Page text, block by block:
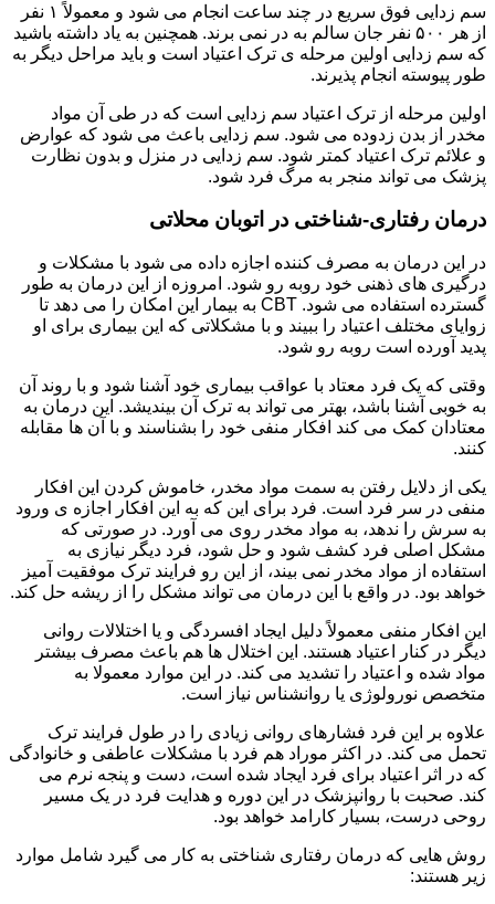
سم زدایی فوق سریع در چند ساعت انجام می شود و معمولاً ۱ نفر
از هر ۵۰۰ نفر جان سالم به در نمی برند. همچنین به یاد داشته باشید
که سم زدایی اولین مرحله ی ترک اعتیاد است و باید مراحل دیگر به
طور پیوسته انجام پذیرند.
اولین مرحله از ترک اعتیاد سم زدایی است که در طی آن مواد
مخدر از بدن زدوده می شود. سم زدایی باعث می شود که عوارض
و علائم ترک اعتیاد کمتر شود. سم زدایی در منزل و بدون نظارت
پزشک می تواند منجر به مرگ فرد شود.
درمان رفتاری-شناختی در اتوبان محلاتی
در این درمان به مصرف کننده اجازه داده می شود با مشکلات و
درگیری های ذهنی خود روبه رو شود. امروزه از این درمان به طور
گسترده استفاده می شود. CBT به بیمار این امکان را می دهد تا
زوایای مختلف اعتیاد را ببیند و با مشکلاتی که این بیماری برای او
پدید آورده است روبه رو شود.
وقتی که یک فرد معتاد با عواقب بیماری خود آشنا شود و با روند آن
به خوبی آشنا باشد، بهتر می تواند به ترک آن بیندیشد. این درمان به
معتادان کمک می کند افکار منفی خود را بشناسند و با آن ها مقابله
کنند.
یکی از دلایل رفتن به سمت مواد مخدر، خاموش کردن این افکار
منفی در سر فرد است. فرد برای این که به این افکار اجازه ی ورود
به سرش را ندهد، به مواد مخدر روی می آورد. در صورتی که
مشکل اصلی فرد کشف شود و حل شود، فرد دیگر نیازی به
استفاده از مواد مخدر نمی بیند، از این رو فرایند ترک موفقیت آمیز
خواهد بود. در واقع با این درمان می تواند مشکل را از ریشه حل کند.
این افکار منفی معمولاً دلیل ایجاد افسردگی و یا اختلالات روانی
دیگر در کنار اعتیاد هستند. این اختلال ها هم باعث مصرف بیشتر
مواد شده و اعتیاد را تشدید می کند. در این موارد معمولا به
متخصص نورولوژی یا روانشناس نیاز است.
علاوه بر این فرد فشارهای روانی زیادی را در طول فرایند ترک
تحمل می کند. در اکثر موراد هم فرد با مشکلات عاطفی و خانوادگی
که در اثر اعتیاد برای فرد ایجاد شده است، دست و پنجه نرم می
کند. صحبت با روانپزشک در این دوره و هدایت فرد در یک مسیر
روحی درست، بسیار کارامد خواهد بود.
روش هایی که درمان رفتاری شناختی به کار می گیرد شامل موارد
زیر هستند: